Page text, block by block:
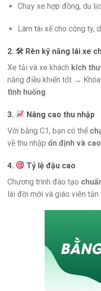
Chạy xe hợp đồng, du
Làm tài xế cho công ty,
2. 🛠 Rèn kỹ năng lái xe
Xe tải và xe khách kích
năng điều khiển tốt →
tình huống.
3.
Nâng cao thu nhập
Với bằng C1, bạn có thể
về thu nhập ổn định và
4.
Tỷ lệ đậu cao
Chương trình đào tạo
lái đời mới và giáo viên